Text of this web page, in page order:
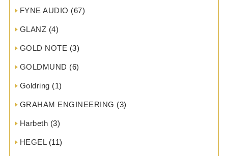
FYNE AUDIO (67)
GLANZ (4)
GOLD NOTE (3)
GOLDMUND (6)
Goldring (1)
GRAHAM ENGINEERING (3)
Harbeth (3)
HEGEL(11)